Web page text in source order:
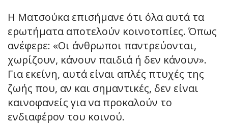
Η Ματσούκα επισήμανε ότι όλα αυτά τα
ερωτήματα αποτελούν κοινοτοπίες. Όπως
ανέφερε: «Οι άνθρωποι παντρεύονται,
χωρίζουν, κάνουν παιδιά ή δεν κάνουν».
Για εκείνη, αυτά είναι απλές πτυχές της
ζωής που, αν και σημαντικές, δεν είναι
καινοφανείς για να προκαλούν το
ενδιαφέρον του κοινού.